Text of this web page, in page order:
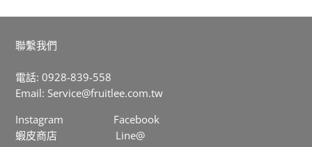
聯繫我們
電話: 0928-839-558
Email: Service@fruitlee.com.tw
Instagram
Facebook
蝦皮商店
Line@